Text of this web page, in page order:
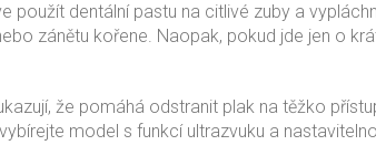
dentální pastu na citlivé zuby a
zánětu kořene. Naopak, pokud jde jen o
že pomáhá odstranit plak na těžko
model s funkcí ultrazvuku a